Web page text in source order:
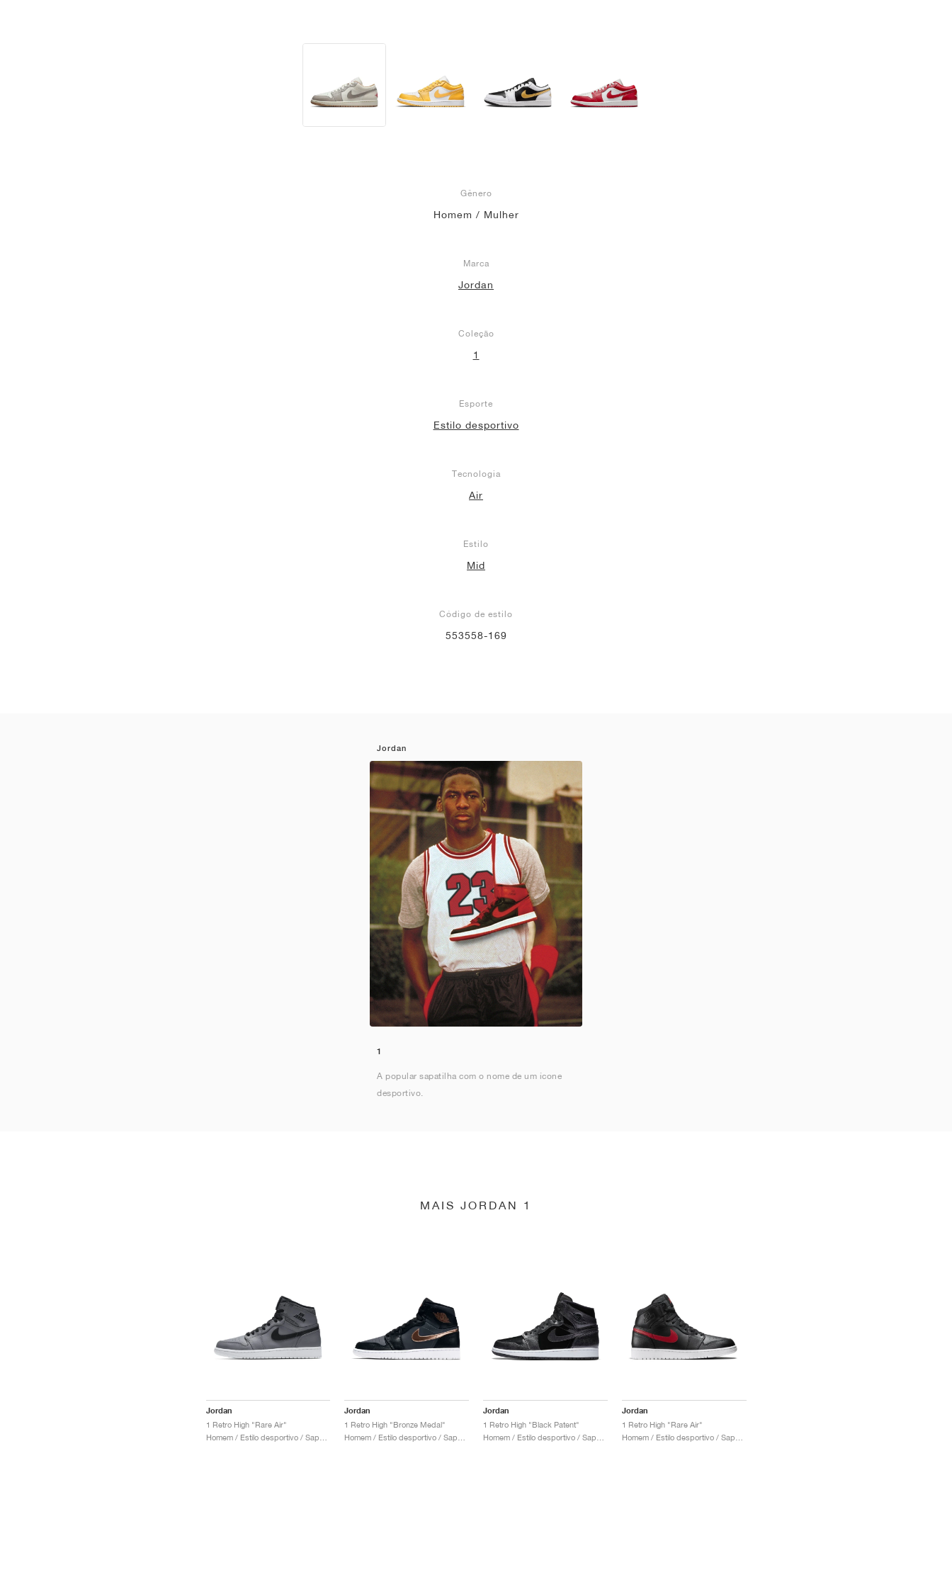
Gênero
Homem / Mulher
Marca
Jordan
Coleção
1
Esporte
Estilo desportivo
Tecnologia
Air
Estilo
Mid
Código de estilo
553558-169
Jordan
1
A popular sapatilha com o nome de um ícone
desportivo.
MAIS JORDAN 1
Jordan
1 Retro High "Rare Air"
Jordan
1 Retro High "Bronze Medal"
Jordan
1 Retro High "Black Patent"
Jordan
1 Retro High "Rare Air"